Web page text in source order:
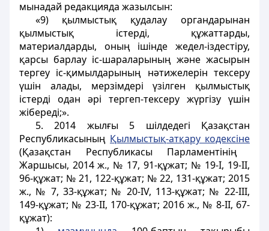
мынадай редакцияда жазылсын:
«9) қылмыстық қудалау органдарынан
қылмыстық істерді, құжаттарды,
материалдарды, оның ішінде жедел-іздестіру,
қарсы барлау іс-шараларының және жасырын
тергеу іс-қимылдарының нәтижелерін тексеру
үшін алады, мерзімдері үзілген қылмыстық
істерді одан әрі тергеп-тексеру жүргізу үшін
жібереді;».
5. 2014 жылғы 5 шілдедегі Қазақстан
Республикасының Қылмыстық-атқару кодексіне
(Қазақстан Республикасы Парламентінің
Жаршысы, 2014 ж., № 17, 91-құжат; № 19-I, 19-II,
96-құжат; № 21, 122-құжат; № 22, 131-құжат; 2015
ж., № 7, 33-құжат; № 20-IV, 113-құжат; № 22-III,
149-құжат; № 23-II, 170-құжат; 2016 ж., № 8-II, 67-
құжат):